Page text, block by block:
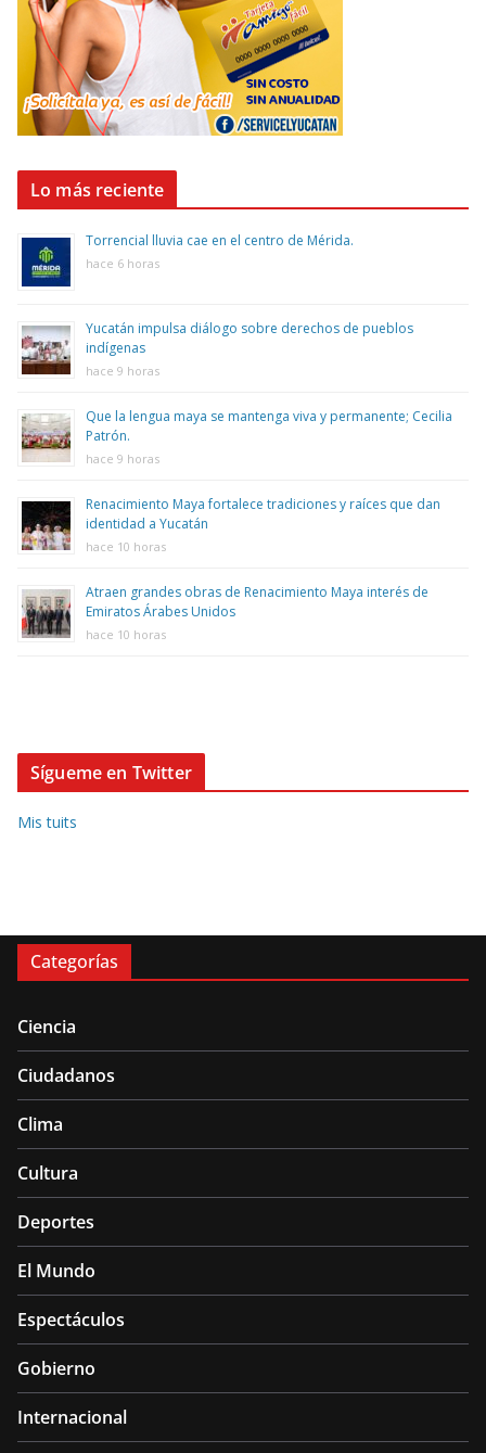
Lo más reciente
Torrencial lluvia cae en el centro de Mérida.
hace 6 horas
Yucatán impulsa diálogo sobre derechos de pueblos
indígenas
hace 9 horas
Que la lengua maya se mantenga viva y permanente; Cecilia
Patrón.
hace 9 horas
Renacimiento Maya fortalece tradiciones y raíces que dan
identidad a Yucatán
hace 10 horas
Atraen grandes obras de Renacimiento Maya interés de
Emiratos Árabes Unidos
hace 10 horas
Sígueme en Twitter
Mis tuits
Categorías
Ciencia
Ciudadanos
Clima
Cultura
Deportes
El Mundo
Espectáculos
Gobierno
Internacional